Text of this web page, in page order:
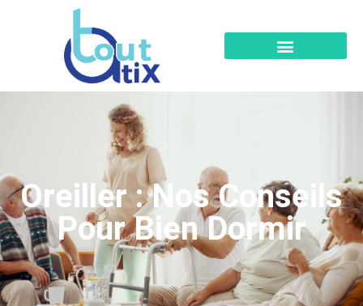
Oreiller : Nos Conseils
Pour Bien Dormir